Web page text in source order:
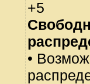
+5
•